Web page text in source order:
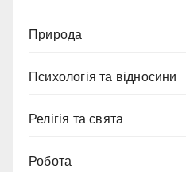
Природа
Психологія та відносини
Релігія та свята
Робота